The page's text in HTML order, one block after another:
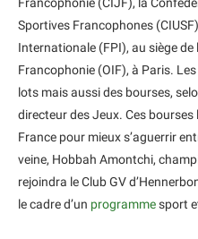
Sportives Francophones
Internationale (FPI), au siège
Francophonie (OIF), à Paris.
lots mais aussi des bourses,
directeur des Jeux. Ces
France pour mieux s’aguerrir
veine, Hobbah Amontchi,
rejoindra le Club GV
le cadre d’un programmesport